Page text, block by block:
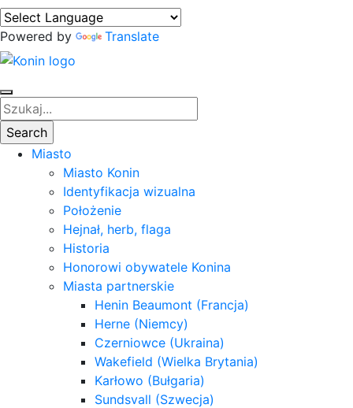
Powered by Translate
Miasto
Miasto Konin
Identyfikacja wizualna
Położenie
Hejnał, herb, flaga
Historia
Honorowi obywatele Konina
Miasta partnerskie
Henin Beaumont (Francja)
Herne (Niemcy)
Czerniowce (Ukraina)
Wakefield (Wielka Brytania)
Karłowo (Bułgaria)
Sundsvall (Szwecja)